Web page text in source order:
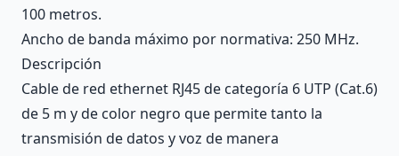
100 metros.
Ancho de banda máximo por normativa: 250 MHz.
Descripción
Cable de red ethernet RJ45 de categoría 6 UTP (Cat.6)
de 5 m y de color negro que permite tanto la
transmisión de datos y voz de manera